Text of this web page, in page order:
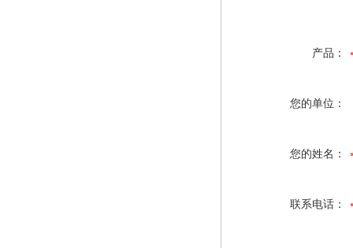
产品：
您的单位：
您的姓名：
联系电话：